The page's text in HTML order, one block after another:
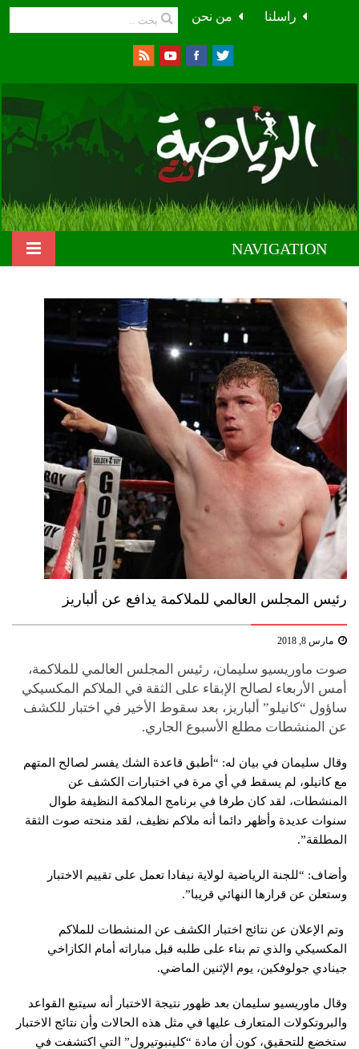
من نحن راسلنا
NAVIGATION
رئيس المجلس العالمي للملاكمة يدافع عن ألباريز
مارس 8, 2018
صوت ماوريسيو سليمان، رئيس المجلس العالمي للملاكمة،
أمس الأربعاء لصالح الإبقاء على الثقة في الملاكم المكسيكي
ساؤول “كانيلو” ألباريز، بعد سقوط الأخير في اختبار للكشف
عن المنشطات مطلع الأسبوع الجاري.
وقال سليمان في بيان له: “أطبق قاعدة الشك يفسر لصالح المتهم
مع كانيلو، لم يسقط في أي مرة في اختبارات الكشف عن
المنشطات، لقد كان طرفا في برنامج الملاكمة النظيفة طوال
سنوات عديدة وأظهر دائما أنه ملاكم نظيف، لقد منحته صوت الثقة
المطلقة”.
وأضاف: “للجنة الرياضية لولاية نيفادا تعمل على تقييم الاختبار
وستعلن عن قرارها النهائي قريبا”.
وتم الإعلان عن نتائج اختبار الكشف عن المنشطات للملاكم
المكسيكي والذي تم بناء على طلبه قبل مباراته أمام الكازاخي
جينادي جولوفكين، يوم الإثنين الماضي.
وقال ماوريسيو سليمان بعد ظهور نتيجة الاختبار أنه سيتبع القواعد
والبروتكولات المتعارف عليها في مثل هذه الحالات وأن نتائج الاختبار
ستخضع للتحقيق، كون أن مادة “كلينبوتيرول” التي اكتشفت في